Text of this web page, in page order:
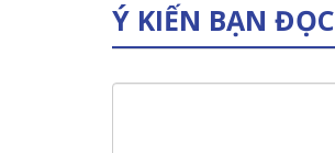
Ý KIẾN BẠN ĐỌC